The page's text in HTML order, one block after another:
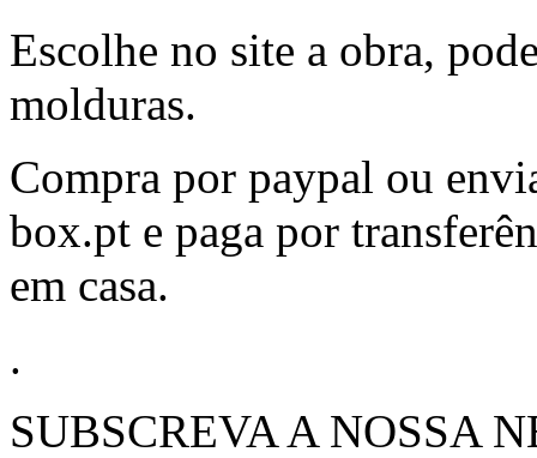
Escolhe no site a obra,
molduras.
Compra por paypal ou
box.pt e paga por
em casa.
.
SUBSCREVA A NOSSA